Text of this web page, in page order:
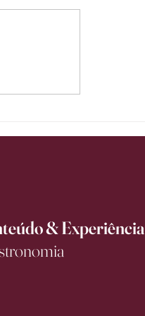
de 2026
& Experiência